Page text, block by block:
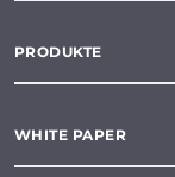
PRODUKTE
WHITE PAPER